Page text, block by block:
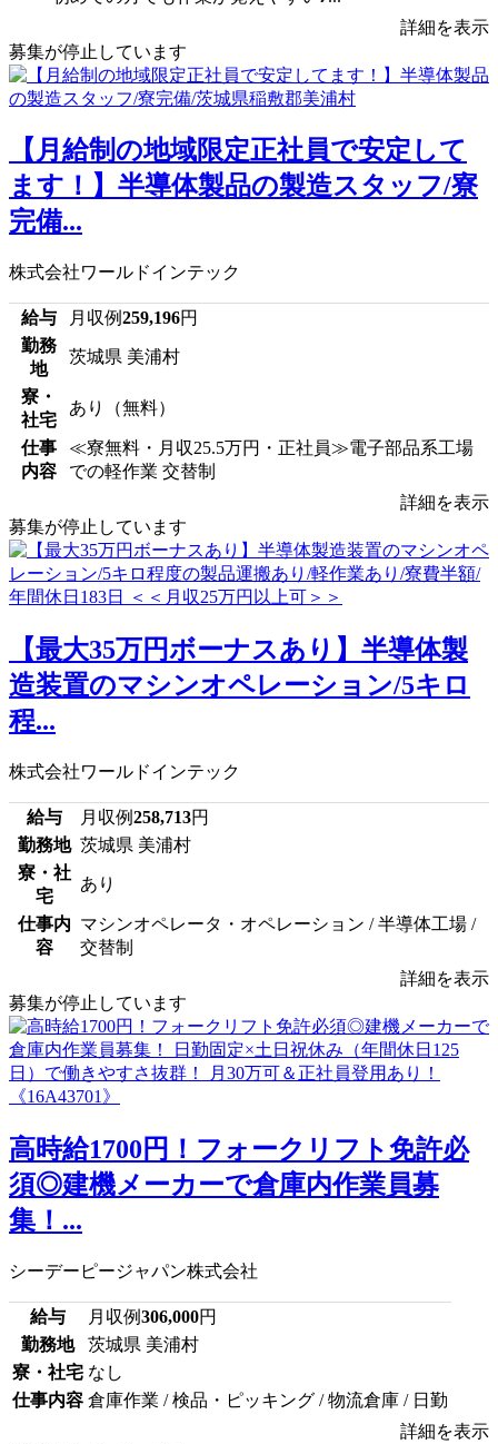
詳細を表示
募集が停止しています
【月給制の地域限定正社員で安定して
ます！】半導体製品の製造スタッフ/寮
完備...
株式会社ワールドインテック
給与 月収例259,196円
勤務
地
茨城県 美浦村
寮・
社宅
あり（無料）
仕事
内容
≪寮無料・月収25.5万円・正社員≫電子部品系工場
での軽作業 交替制
詳細を表示
募集が停止しています
【最大35万円ボーナスあり】半導体製
造装置のマシンオペレーション/5キロ
程...
株式会社ワールドインテック
給与 月収例258,713円
勤務地 茨城県 美浦村
寮・社
宅
あり
仕事内
容
マシンオペレータ・オペレーション / 半導体工場 /
交替制
詳細を表示
募集が停止しています
高時給1700円！フォークリフト免許必
須◎建機メーカーで倉庫内作業員募
集！...
シーデーピージャパン株式会社
給与 月収例306,000円
勤務地
茨城県 美浦村
寮・社宅 なし
仕事内容 倉庫作業 / 検品・ピッキング / 物流倉庫 / 日勤
詳細を表示